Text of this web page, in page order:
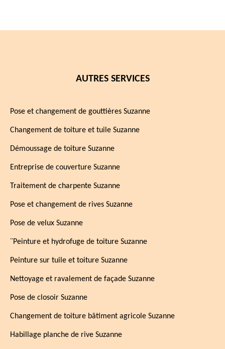
AUTRES SERVICES
Pose et changement de gouttières Suzanne
Changement de toiture et tuile Suzanne
Démoussage de toiture Suzanne
Entreprise de couverture Suzanne
Traitement de charpente Suzanne
Pose et changement de rives Suzanne
Pose de velux Suzanne
¨Peinture et hydrofuge de toiture Suzanne
Peinture sur tuile et toiture Suzanne
Nettoyage et ravalement de façade Suzanne
Pose de closoir Suzanne
Changement de toiture bâtiment agricole Suzanne
Habillage planche de rive Suzanne